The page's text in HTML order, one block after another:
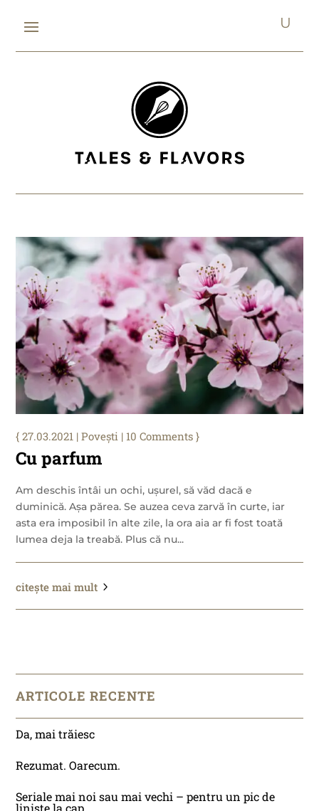
Cu parfum
27.03.2021 |Povești | 10 Comments
Am deschis întâi un ochi, ușurel, să văd dacă e
duminică. Așa părea. Se auzea ceva zarvă în curte, iar
asta era imposibil în alte zile, la ora aia ar fi fost toată
lumea deja la treabă. Plus că nu...
citește mai mult
ARTICOLE RECENTE
Da, mai trăiesc
Rezumat. Oarecum.
Seriale mai noi sau mai vechi – pentru un pic de